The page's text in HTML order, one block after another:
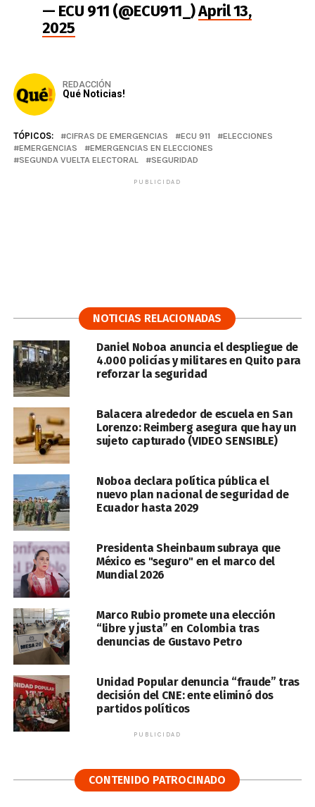
— ECU 911 (@ECU911_)April 13,
2025
REDACCIÓN
Qué Noticias!
TÓPICOS: CIFRAS DE EMERGENCIAS ECU 911
ELECCIONES
EMERGENCIAS
EMERGENCIAS EN ELECCIONES
SEGUNDA VUELTA ELECTORAL
SEGURIDAD
PUBLICIDAD
NOTICIAS RELACIONADAS
Daniel Noboa anuncia el despliegue de
4.000 policías y militares en Quito para
reforzar la seguridad
Balacera alrededor de escuela en San
Lorenzo: Reimberg asegura que hay un
sujeto capturado (VIDEO SENSIBLE)
Noboa declara política pública el
nuevo plan nacional de seguridad de
Ecuador hasta 2029
Presidenta Sheinbaum subraya que
México es "seguro" en el marco del
Mundial 2026
Marco Rubio promete una elección
“libre y justa” en Colombia tras
denuncias de Gustavo Petro
Unidad Popular denuncia “fraude” tras
decisión del CNE: ente eliminó dos
partidos políticos
PUBLICIDAD
CONTENIDO PATROCINADO